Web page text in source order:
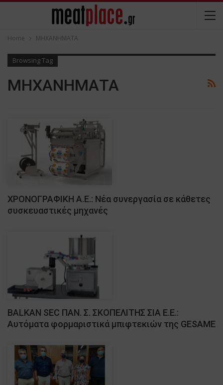
Home ΜΗΧΑΝΗΜΑΤΑ
Browsing Tag
ΜΗΧΑΝΗΜΑΤΑ
ΧΡΟΝΟΓΡΑΦΙΚΗ Α.Ε.: Νέα συνεργασία σε κάθετες
συσκευαστικές μηχανές
BALKAN SEC ΠΑΝ. Σ. ΣΚΟΠΕΛΙΤΗΣ ΣΙΑ Ε.Ε.:
Αυτόματα φορμαριστικά μπιφτεκιών της GESAME